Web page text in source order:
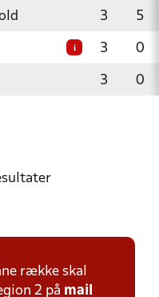
3 5
i 3 0
3 0
række skal
2 på mail